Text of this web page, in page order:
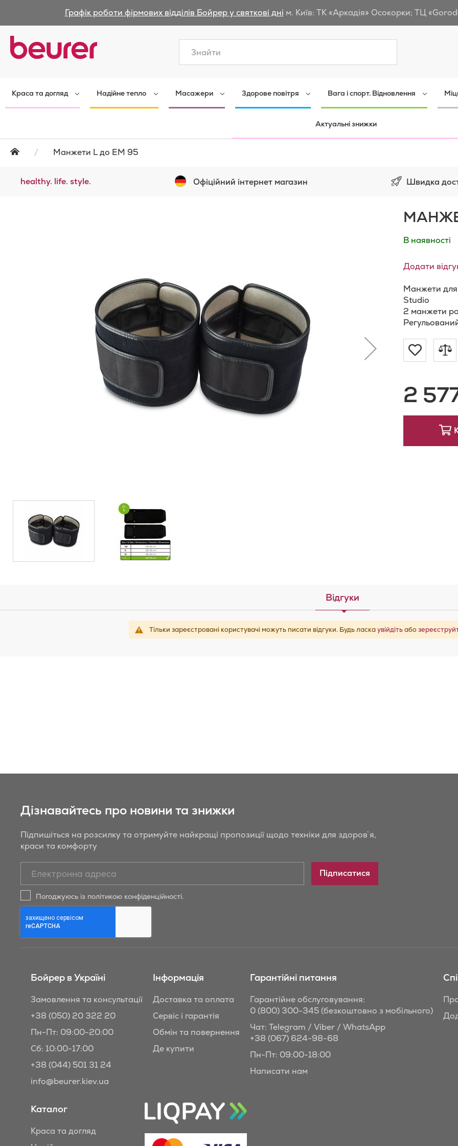
Графік роботи фірмових відділів Бойрер у святкові дні м. Київ: ТК «Аркадія» Осокорки; ТЦ
Пошук
Закрити
Краса та догляд Надійне тепло Масажери Здорове повітря Вага і спорт. Відновлення
Актуальні знижки
Манжети L до EM 95
healthy. life. style. Офіційний інтернет магазин Швидка
В наявності
Додати
Манжети для
Studio
2 манжети
Списку
2
Відгуки
Тільки зареєстровані користувачі можуть писати відгуки. Будь ласкаувійдітьабо
Дізнавайтесь про новини та знижки
Підпишіться на розсилку та отримуйте найкращі пропозиції щодо техніки для здоров`я,
краси та комфорту
новини
та
Бойрер:
Підписатися
Погоджуюсь із політикою конфіденційності.
Бойрер в Україні
Замовлення та консультації
+38 (050) 20 322 20
Пн-Пт: 09:00-20:00
Сб: 10:00-17:00
+38 (044) 501 31 24
info@beurer.kiev.ua
Інформація
Доставка та оплата
Сервіс і гарантія
Обмін та повернення
Де купити
Гарантійні питання
Гарантійне обслуговування:
0 (800) 300-345(безкоштовно з мобільного)
Чат: Telegram / Viber / WhatsApp
+38 (067) 624-98-68
Пн-Пт: 09:00-18:00
Написати нам
Каталог
Краса та догляд